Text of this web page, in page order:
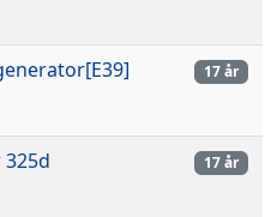
17 år
17 år